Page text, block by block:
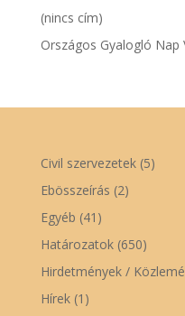
(nincs cím)
Országos Gyalogló Nap
Civil szervezetek(5)
Ebösszeírás (2)
Egyéb (41)
Határozatok(650)
Hirdetmények /
Hírek(1)